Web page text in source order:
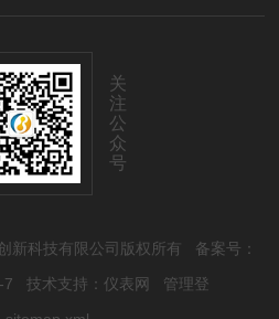
关
注
公
众
号
新科技有限公司版权所有 备案号：
7 技术支持： 仪表网
管理登